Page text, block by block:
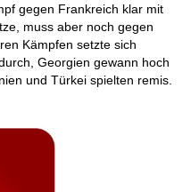
gegen Frankreich klar mit
muss aber noch gegen
Kämpfen setzte sich
Georgien gewann hoch
und Türkei spielten remis.